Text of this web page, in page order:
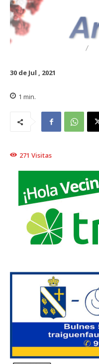
30 de Jul , 2021
1 min.
271 Visitas